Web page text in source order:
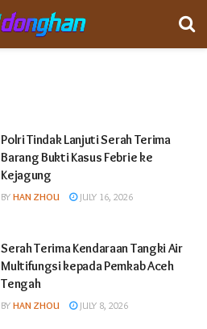
Polri Tindak Lanjuti Serah Terima
Barang Bukti Kasus Febrie ke
Kejagung
BY HAN ZHOU JULY 16, 2026
Serah Terima Kendaraan Tangki Air
Multifungsi kepada Pemkab Aceh
Tengah
BY HAN ZHOU JULY 8, 2026